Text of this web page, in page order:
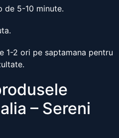
de 5-10 minute.
1-2 ori pe saptamana pentru
– Sereni